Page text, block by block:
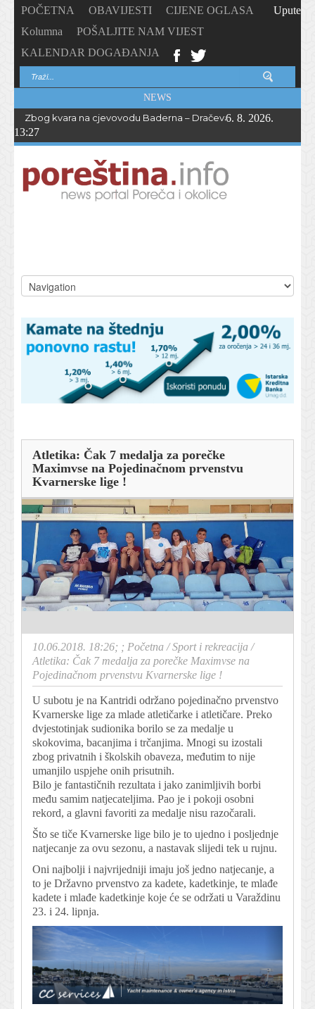
POČETNA OBAVIJESTI
CIJENE OGLASA
Kolumna
POŠALJITE NAM VIJEST
KALENDAR DOGAĐANJA
Upute
NEWS
Zbog kvara na cjevovodu Baderna – Dračevac bez vode do
6. 8. 2026.
13:27
Atletika: Čak 7 medalja za porečke
Maximvse na Pojedinačnom prvenstvu
Kvarnerske lige !
10.06.2018. 18:26; ; Početna /Sport i rekreacija /
Atletika: Čak 7 medalja za porečke Maximvse na
Pojedinačnom prvenstvu Kvarnerske lige !
U subotu je na Kantridi održano pojedinačno prvenstvo
Kvarnerske lige za mlade atletičarke i atletičare. Preko
dvjestotinjak sudionika borilo se za medalje u
skokovima, bacanjima i trčanjima. Mnogi su izostali
zbog privatnih i školskih obaveza, međutim to nije
umanjilo uspjehe onih prisutnih.
Bilo je fantastičnih rezultata i jako zanimljivih borbi
među samim natjecateljima. Pao je i pokoji osobni
rekord, a glavni favoriti za medalje nisu razočarali.
Što se tiče Kvarnerske lige bilo je to ujedno i posljednje
natjecanje za ovu sezonu, a nastavak slijedi tek u rujnu.
Oni najbolji i najvrijedniji imaju još jedno natjecanje, a
to je Državno prvenstvo za kadete, kadetkinje, te mlađe
kadete i mlađe kadetkinje koje će se održati u Varaždinu
23. i 24. lipnja.